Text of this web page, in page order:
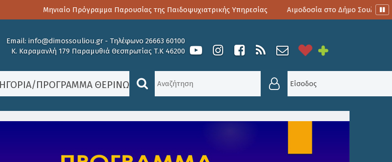
Μηνιαίο Πρόγραμμα Παρουσίας της Παιδοψυχιατρικής Υπηρεσίας Αιμοδοσία στο Δήμο Σουλίου
Email: info@dimossouliou.gr - Τηλέφωνο 26663 60100
Κ. Καραμανλή 179 Παραμυθιά Θεσπρωτίας Τ.Κ 46200
/ΠΡΌΓΡΑΜΜΑ ΘΕΡΙΝΏΝ ΠΟΛΙΤΙΣΤΙΚΏΝ ΕΚΔΗΛΏΣΕΩΝ ΔΉΜΟΥ ΣΟΥΛΊΟΥ 2026
Είσοδος